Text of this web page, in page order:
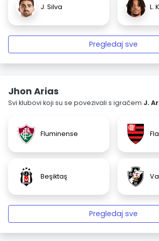
J. Silva L.
Pregledaj sve
Jhon Arias
Svi klubovi koji su se povezivali s igračem J.
Fluminense
Beşiktaş
Pregledaj sve